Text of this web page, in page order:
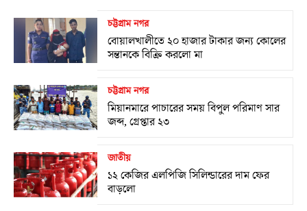
চট্টগ্রাম নগর
বোয়ালখালীতে ২০ হাজার টাকার জন্য কোলের
সন্তানকে বিক্রি করলো মা
চট্টগ্রাম নগর
মিয়ানমারে পাচারের সময় বিপুল পরিমাণ সার
জব্দ, গ্রেপ্তার ২৩
জাতীয়
১২ কেজির এলপিজি সিলিন্ডারের দাম ফের
বাড়লো